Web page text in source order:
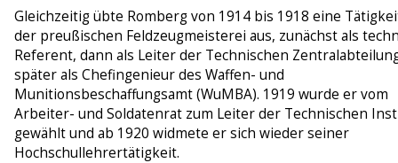
Gleichzeitig übte Romberg von 1914 bis 1918 eine
der preußischen Feldzeugmeisterei aus, zunächst als
Referent, dann als Leiter der Technischen
später als Chefingenieur des Waffen- und
Munitionsbeschaffungsamt (WuMBA). 1919 wurde er vom
Arbeiter- und Soldatenrat zum Leiter der Technischen
gewählt und ab 1920 widmete er sich wieder seiner
Hochschullehrertätigkeit.